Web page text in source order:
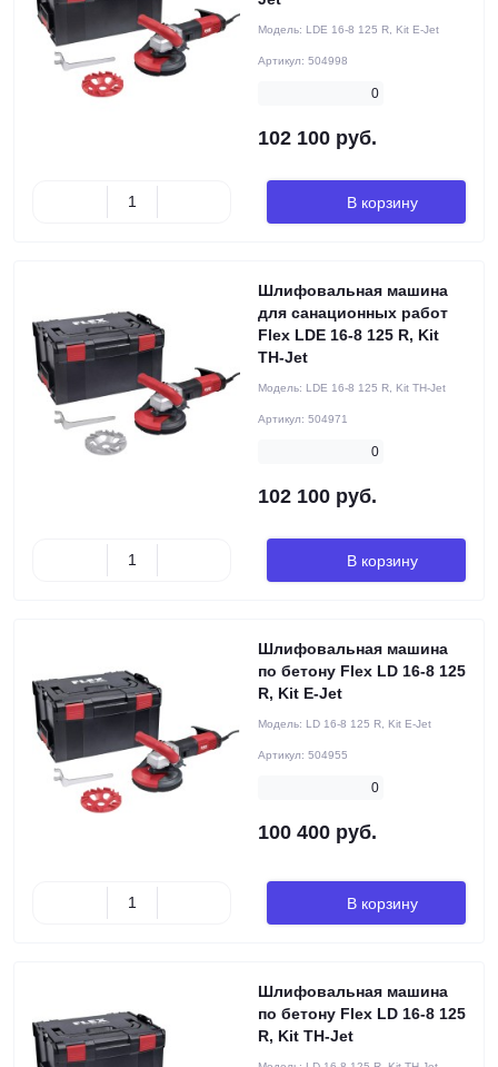
Модель: LDE 16-8 125 R, Kit E-Jet
Артикул: 504998
0
102 100 руб.
В корзину
Шлифовальная машина
для санационных работ
Flex LDE 16-8 125 R, Kit
TH-Jet
Модель: LDE 16-8 125 R, Kit TH-Jet
Артикул: 504971
0
102 100 руб.
В корзину
Шлифовальная машина
по бетону Flex LD 16-8 125
R, Kit E-Jet
Модель: LD 16-8 125 R, Kit E-Jet
Артикул: 504955
0
100 400 руб.
В корзину
Шлифовальная машина
по бетону Flex LD 16-8 125
R, Kit TH-Jet